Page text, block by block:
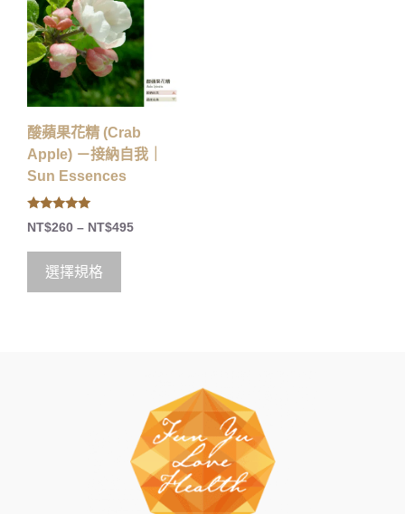
酸蘋果花精 (Crab
Apple) －接納自我｜
Sun Essences
5.00
out of 5
NT$260 – NT$495
選擇規格